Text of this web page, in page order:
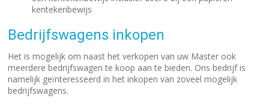
kentekenbewijs
Bedrijfswagens inkopen
Het is mogelijk om naast het verkopen van uw Master ook
meerdere bedrijfswagen te koop aan te bieden. Ons bedrijf is
namelijk geïnteresseerd in het inkopen van zoveel mogelijk
bedrijfswagens.